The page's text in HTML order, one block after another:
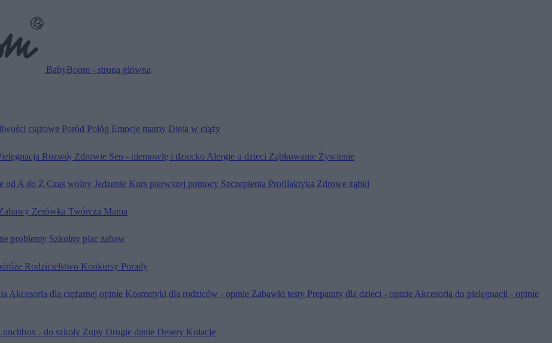
BabyBoom - strona główna
ciążowe Poród Połóg Emocje mamy Dieta w ciąży
Rozwój Zdrowie Sen - niemowlę i dziecko Alergie u dzieci Ząbkowanie Żywienie
od A do Z Czas wolny Jedzenie Kurs pierwszej pomocy Szczepienia Profilaktyka Zdrowe ząbki
Zerówka Twórcza Mama
problemy Szkolny plac zabaw
Rodzicielstwo Konkursy Porady
Akcesoria dla ciężarnej opinie Kosmetyki dla rodziców - opinie Zabawki testy Preparaty dla dzieci - opinie Akcesoria do pielęgnacji - opinie
- do szkoły Zupy Drugie danie Desery Kolacje